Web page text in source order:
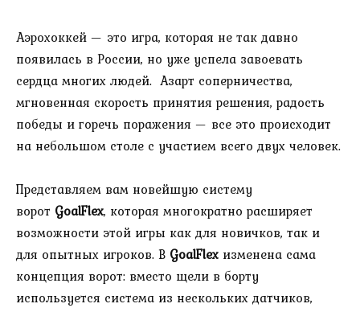
Аэрохоккей — это игра, которая не так давно
появилась в России, но уже успела завоевать
сердца многих людей. Азарт соперничества,
мгновенная скорость принятия решения, радость
победы и горечь поражения — все это происходит
на небольшом столе с участием всего двух человек.
Представляем вам новейшую систему
ворот GoalFlex, которая многократно расширяет
возможности этой игры как для новичков, так и
для опытных игроков. В GoalFlex изменена сама
концепция ворот: вместо щели в борту
используется система из нескольких датчиков,